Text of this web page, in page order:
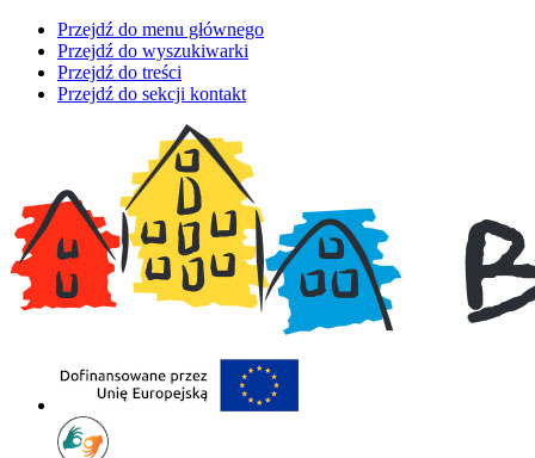
Przejdź do menu głównego
Przejdź do wyszukiwarki
Przejdź do treści
Przejdź do sekcji kontakt